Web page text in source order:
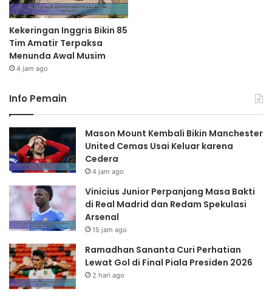
Kekeringan Inggris Bikin 85
Tim Amatir Terpaksa
Menunda Awal Musim
4 jam ago
Info Pemain
Mason Mount Kembali Bikin Manchester
United Cemas Usai Keluar karena
Cedera
4 jam ago
Vinicius Junior Perpanjang Masa Bakti
di Real Madrid dan Redam Spekulasi
Arsenal
15 jam ago
Ramadhan Sananta Curi Perhatian
Lewat Gol di Final Piala Presiden 2026
2 hari ago